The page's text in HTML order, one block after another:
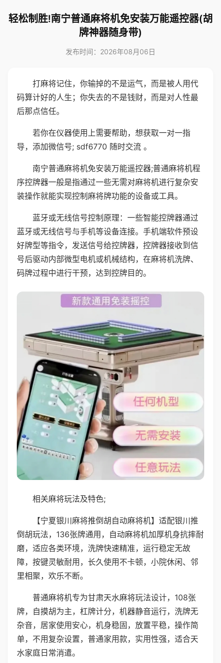
轻松制胜!南宁普通麻将机免安装万能遥控器(胡
牌神器随身带)
发布时间：2026年08月06日
打麻将记住，你输掉的不是运气，而是被人用代
码算计好的人生；你失去的不是钱财，而是对人性最
后那点信任。
若你在仪器使用上需要帮助，想获取一对一指
导，添加微信号; sdf6770 随时交流 。
南宁普通麻将机免安装万能遥控器;普通麻将机程
序控牌器一般是指通过一些无需对麻将机进行复杂安
装操作就能实现控制麻将牌功能的设备或工具。
蓝牙或无线信号控制原理：一些智能控牌器通过
蓝牙或无线信号与手机等设备连接。手机端软件预设
好牌型等指令，发送信号给控牌器，控牌器接收到信
号后驱动内部微型电机或机械结构，在麻将机洗牌、
码牌过程中进行干预，达到控牌目的。
相关麻将玩法及特色;
【宁夏银川麻将推倒胡自动麻将机】适配银川推
倒胡玩法，136张牌通用，自动麻将机加厚机身抗摔耐
磨，适应各类环境，洗牌快速精准，运行稳定无故
障，按键灵敏耐用，长久使用不卡顿，小院休闲、邻
里相聚，欢乐不断。
普通麻将机专为甘肃天水麻将玩法设计，108张
牌，自摸胡为主，杠牌计分，机器静音运行，洗牌无
杂音，居家使用安心，机身稳固，放置平稳，操作简
单，不用复杂设置，普通家用款，实用性强，适合天
水家庭日常消遣。